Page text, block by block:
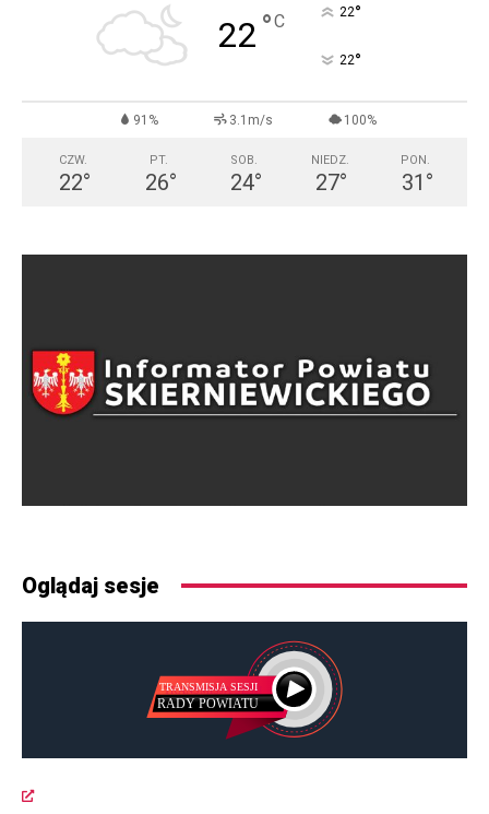
22 °C 22°
22°
91% 3.1m/s 100%
CZW.
22°
PT.
26°
SOB.
24°
NIEDZ.
27°
PON.
31 °
Oglądaj sesje